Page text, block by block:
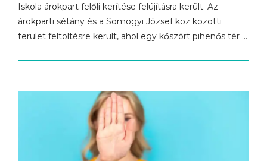
Iskola árokpart felőli kerítése felújításra került. Az
árokparti sétány és a Somogyi József köz közötti
terület feltöltésre került, ahol egy kőszórt pihenős tér …